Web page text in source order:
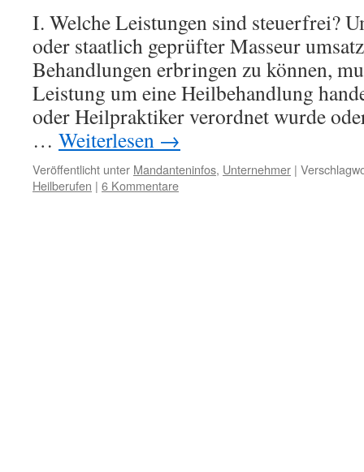
I. Welche Leistungen sind steuerfrei?
oder staatlich geprüfter Masseur
Behandlungen erbringen zu können,
Leistung um eine Heilbehandlung
oder Heilpraktiker verordnet wurde
… Weiterlesen →
Veröffentlicht unter Mandanteninfos, Unternehmer |
Heilberufen | 6 Kommentare